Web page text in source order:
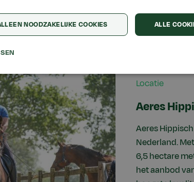
Locatie
Aeres
Aeres
Nederland.
6,5 hectare
het aanbod
ALLE
NOODZAKELIJKE COOKIES